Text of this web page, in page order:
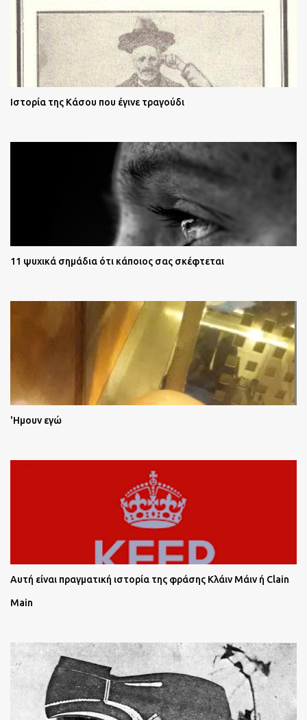
Ιστορία της Κάσου που έγινε τραγούδι
11 ψυχικά σημάδια ότι κάποιος σας σκέφτεται
'Ημουν εγώ
Αυτή είναι πραγματική ιστορία της φράσης Κλάιν Μάιν ή Clain
Main